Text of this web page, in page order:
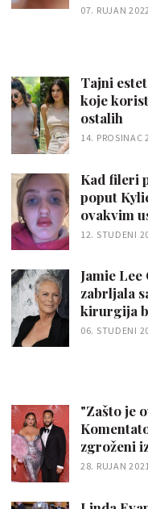
07. RUJAN
Tajni
koje
ostalih
14. PROSINAC
Kad fileri
poput
ovakvim
12. STUDENI
Jamie
zabrljala
kirurgija
06. STUDENI
"Zašto je
zgroženi
28. RUJAN